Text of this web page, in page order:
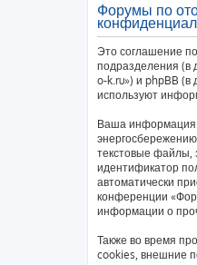
Форумы по
Это соглашение
подразделения (в
o-k.ru») и phpBB (в
используют
Ваша информация
текстовые файлы,
идентификатор
автоматически
конференции
информации о
Также во время
cookies, внешние